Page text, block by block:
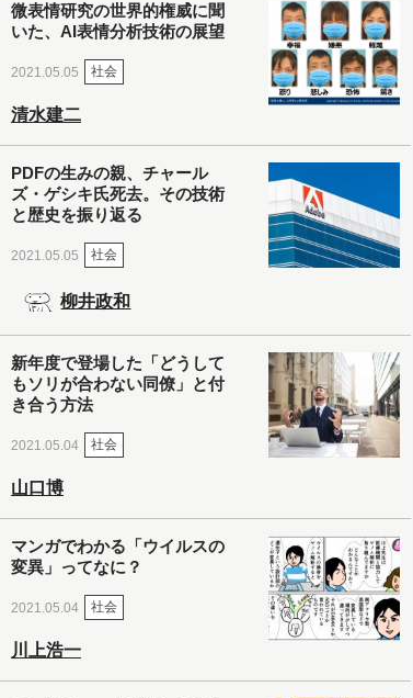
微表情研究の世界的権威に聞
いた、AI表情分析技術の展望
2021.05.05 社会
清水建二
PDFの生みの親、チャール
ズ・ゲシキ氏死去。その技術
と歴史を振り返る
2021.05.05 社会
柳井政和
新年度で登場した「どうして
もソリが合わない同僚」と付
き合う方法
2021.05.04 社会
山口博
マンガでわかる「ウイルスの
変異」ってなに？
2021.05.04 社会
川上浩一